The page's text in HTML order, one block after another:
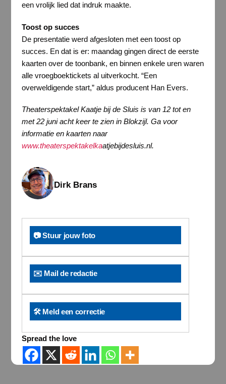
een vrolijk lied dat indruk maakte.
Toost op succes
De presentatie werd afgesloten met een toost op
succes. En dat is er: maandag gingen direct de eerste
kaarten over de toonbank, en binnen enkele uren waren
alle vroegboektickets al uitverkocht. “Een
overweldigende start,” aldus producent Han Evers.
Theaterspektakel Kaatje bij de Sluis is van 12 tot en
met 22 juni acht keer te zien in Blokzijl. Ga voor
informatie en kaarten naar
www.theaterspektakelkaatjebijdesluis.nl.
Dirk Brans
📷 Stuur jouw foto
✉️ Mail de redactie
🛠️ Meld een correctie
Spread the love